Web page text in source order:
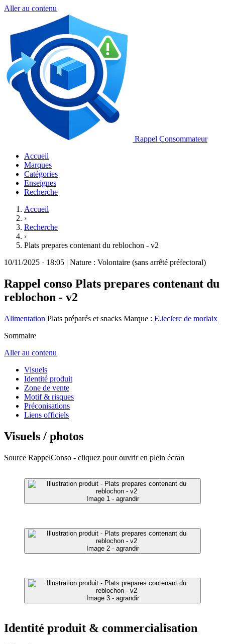
Aller au contenu
Rappel Consommateur
Accueil
Marques
Catégories
Enseignes
Recherche
Accueil
›
Recherche
›
Plats prepares contenant du reblochon - v2
10/11/2025 · 18:05 | Nature : Volontaire (sans arrêté préfectoral)
Rappel conso Plats prepares contenant du
reblochon - v2
Alimentation Plats préparés et snacks Marque : E.leclerc de morlaix
Sommaire
Aller au contenu
Visuels
Identité produit
Zone de vente
Motif & risques
Préconisations
Liens officiels
Visuels / photos
Source RappelConso - cliquez pour ouvrir en plein écran
Image 1 - agrandir
Image 2 - agrandir
Image 3 - agrandir
Identité produit & commercialisation